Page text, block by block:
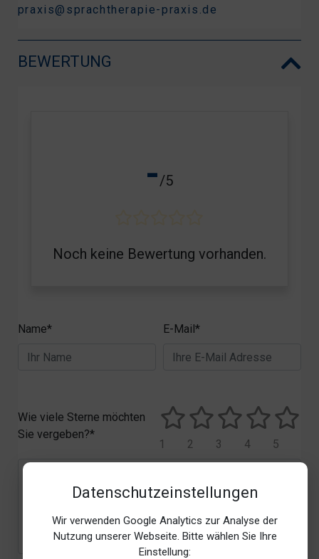
Datenschutzeinstellungen
Wir verwenden Google Analytics zur Analyse der
Nutzung unserer Webseite. Bitte wählen Sie Ihre
Einstellung:
praxis@sprachtherapie-praxis.de
BEWERTUNG
-/5
Noch keine Bewertung vorhanden.
Name* E-Mail*
Wie viele Sterne möchten
Sie vergeben?*
5
4
3
2
1